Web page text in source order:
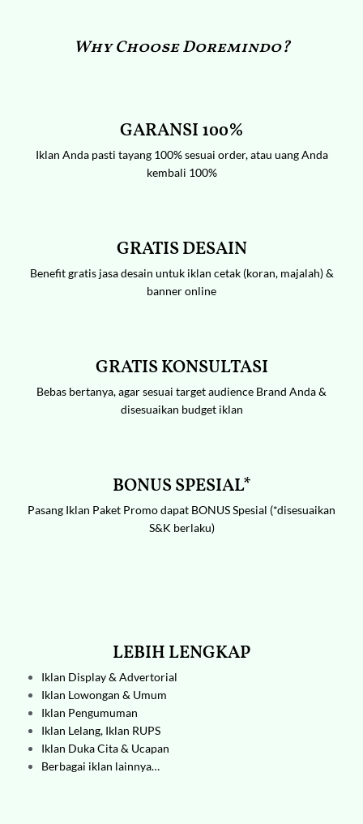
Why Choose Doremindo?
GARANSI 100%
Iklan Anda pasti tayang 100% sesuai order, atau uang Anda
kembali 100%
GRATIS DESAIN
Benefit gratis jasa desain untuk iklan cetak (koran, majalah) &
banner online
GRATIS KONSULTASI
Bebas bertanya, agar sesuai target audience Brand Anda &
disesuaikan budget iklan
BONUS SPESIAL*
Pasang Iklan Paket Promo dapat BONUS Spesial (*disesuaikan
S&K berlaku)
LEBIH LENGKAP
Iklan Display & Advertorial
Iklan Lowongan & Umum
Iklan Pengumuman
Iklan Lelang, Iklan RUPS
Iklan Duka Cita & Ucapan
Berbagai iklan lainnya…